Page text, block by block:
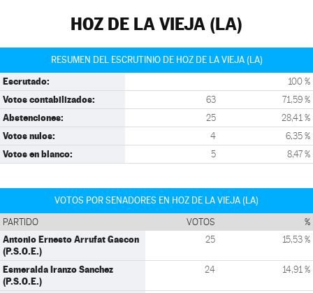
HOZ DE LA VIEJA (LA)
RESUMEN DEL ESCRUTINIO DE HOZ DE LA VIEJA (LA)
Escrutado: 100 %
Votos contabilizados: 63 71,59 %
Abstenciones: 25 28,41 %
Votos nulos: 4 6,35 %
Votos en blanco: 5 8,47 %
VOTOS POR SENADORES EN HOZ DE LA VIEJA (LA)
PARTIDO VOTOS %
Antonio Ernesto Arrufat Gascon
(P.S.O.E.)
25 15,53 %
Esmeralda Iranzo Sanchez
(P.S.O.E.)
24 14,91 %